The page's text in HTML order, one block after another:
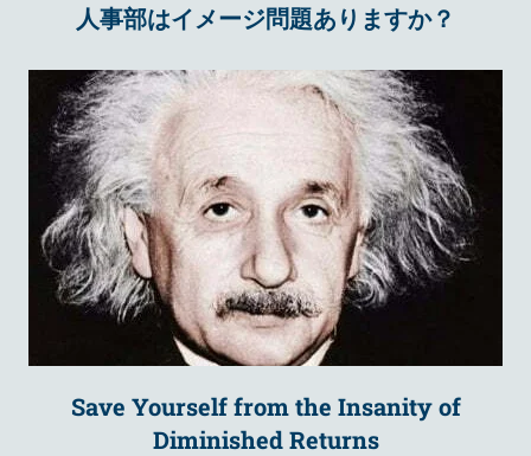
人事部はイメージ問題ありますか？
Save Yourself from the Insanity of
Diminished Returns